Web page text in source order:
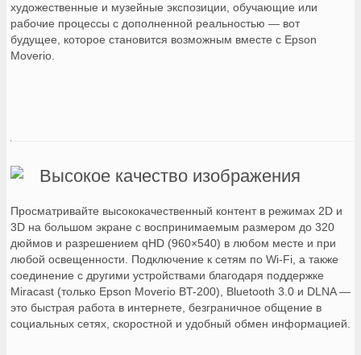
художественные и музейные экспозиции, обучающие или
рабочие процессы с дополненной реальностью — вот
будущее, которое становится возможным вместе с Epson
Moverio.
Высокое качество изображения
Просматривайте высококачественный контент в режимах 2D и
3D на большом экране с воспринимаемым размером до 320
дюймов и разрешением qHD (960×540) в любом месте и при
любой освещенности. Подключение к сетям по Wi-Fi, а также
соединение с другими устройствами благодаря поддержке
Miracast (только Epson Moverio BT-200), Bluetooth 3.0 и DLNA —
это быстрая работа в интернете, безграничное общение в
социальных сетях, скоростной и удобный обмен информацией.